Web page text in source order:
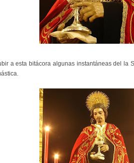
a esta bitácora algunas instantáneas del la